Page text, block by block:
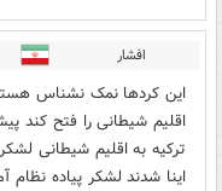
افشار
این کردها نمک نشناس
اقلیم شیطانی را فتح کند
ترکیه به اقلیم شیطانی لشکر
اینا شدند لشکر پیاده نظام